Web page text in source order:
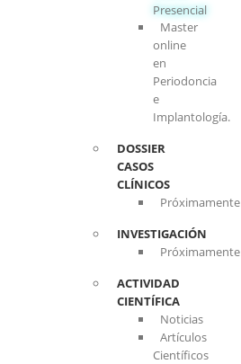
Presencial
Master
online
en
Periodoncia
e
Implantología.
DOSSIER
CASOS
CLÍNICOS
Próximamente
INVESTIGACIÓN
Próximamente
ACTIVIDAD
CIENTÍFICA
Noticias
Artículos
Científicos